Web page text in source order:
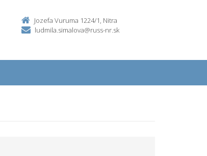
Jozefa Vuruma 1224/1, Nitra
ludmila.simalova@russ-nr.sk